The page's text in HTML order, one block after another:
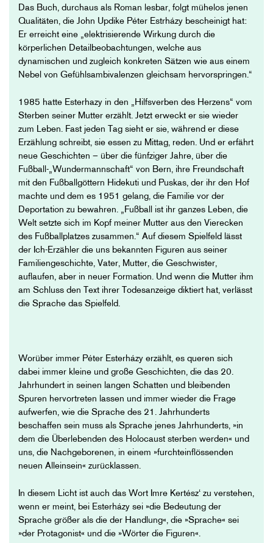
Das Buch, durchaus als Roman lesbar, folgt mühelos jenen
Qualitäten, die John Updike Péter Estrházy bescheinigt hat:
Er erreicht eine „elektrisierende Wirkung durch die
körperlichen Detailbeobachtungen, welche aus
dynamischen und zugleich konkreten Sätzen wie aus einem
Nebel von Gefühlsambivalenzen gleichsam hervorspringen.“
1985 hatte Esterhazy in den „Hilfsverben des Herzens“ vom
Sterben seiner Mutter erzählt. Jetzt erweckt er sie wieder
zum Leben. Fast jeden Tag sieht er sie, während er diese
Erzählung schreibt, sie essen zu Mittag, reden. Und er erfährt
neue Geschichten – über die fünfziger Jahre, über die
Fußball-„Wundermannschaft“ von Bern, ihre Freundschaft
mit den Fußballgöttern Hidekuti und Puskas, der ihr den Hof
machte und dem es 1951 gelang, die Familie vor der
Deportation zu bewahren. „Fußball ist ihr ganzes Leben, die
Welt setzte sich im Kopf meiner Mutter aus den Vierecken
des Fußballplatzes zusammen.“ Auf diesem Spielfeld lässt
der Ich-Erzähler die uns bekannten Figuren aus seiner
Familiengeschichte, Vater, Mutter, die Geschwister,
auflaufen, aber in neuer Formation. Und wenn die Mutter ihm
am Schluss den Text ihrer Todesanzeige diktiert hat, verlässt
die Sprache das Spielfeld.
Worüber immer Péter Esterházy erzählt, es queren sich
dabei immer kleine und große Geschichten, die das 20.
Jahrhundert in seinen langen Schatten und bleibenden
Spuren hervortreten lassen und immer wieder die Frage
aufwerfen, wie die Sprache des 21. Jahrhunderts
beschaffen sein muss als Sprache jenes Jahrhunderts, »in
dem die Überlebenden des Holocaust sterben werden« und
uns, die Nachgeborenen, in einem »furchteinflössenden
neuen Alleinsein« zurücklassen.
In diesem Licht ist auch das Wort Imre Kertész‘ zu verstehen,
wenn er meint, bei Esterházy sei »die Bedeutung der
Sprache größer als die der Handlung«, die »Sprache« sei
»der Protagonist« und die »Wörter die Figuren«.